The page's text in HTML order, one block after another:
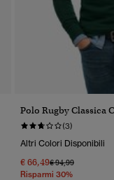
Polo Rugby Classica
(3)
Altri Colori Disponibili
€ 66,49Prezzo Ridotto Da
€ 94,99A
Risparmi 30%